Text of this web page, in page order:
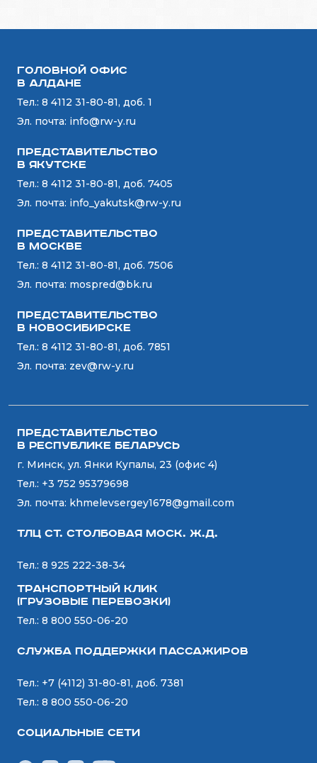
Головной офис
в Алдане
Тел.: 8 4112 31-80-81, доб. 1
Эл. почта: info@rw-y.ru
Представительство
в Якутске
Тел.: 8 4112 31-80-81, доб. 7405
Эл. почта: info_yakutsk@rw-y.ru
Представительство
в Москве
Тел.: 8 4112 31-80-81, доб. 7506
Эл. почта: mospred@bk.ru
Представительство
в Новосибирске
Тел.: 8 4112 31-80-81, доб. 7851
Эл. почта: zev@rw-y.ru
Представительство
в Республике Беларусь
г. Минск, ул. Янки Купалы, 23 (офис 4)
Тел.: +3 752 95379698
Эл. почта: khmelevsergey1678@gmail.com
ТЛЦ ст. СТОЛБОВАЯ Моск. Ж.Д.
Тел.: 8 925 222-38-34
Транспортный Клик
(Грузовые перевозки)
Тел.: 8 800 550-06-20
Служба поддержки пассажиров
Тел.: +7 (4112) 31-80-81, доб. 7381
Тел.: 8 800 550-06-20
Социальные сети